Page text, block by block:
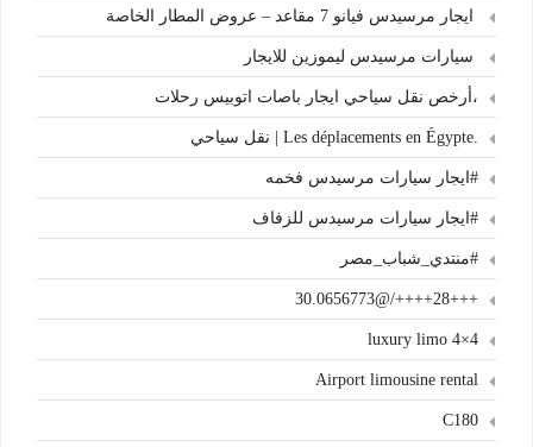
ايجار مرسيدس فيانو 7 مقاعد – عروض المطار الخاصة
سيارات مرسيدس ليموزين للايجار
،أرخص نقل سياحي ايجار باصات اتوبيس رحلات
.Les déplacements en Égypte | نقل سياحي
#ايجار سيارات مرسيدس فخمه
#ايجار سيارات مرسيدس للزفاف
#منتدي_شباب_مصر
+++28++++/@30.0656773
4×4 luxury limo
Airport limousine rental
C180